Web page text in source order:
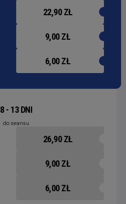
22,90 ZŁ
9,00 ZŁ
6,00 ZŁ
8 - 13 DNI
do seansu
26,90 ZŁ
9,00 ZŁ
6,00 ZŁ